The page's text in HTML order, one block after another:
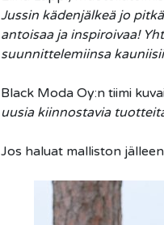
Jussin kädenjälkeä jo
antoisaa ja inspiroivaa!
suunnittelemiinsa
Black Moda Oy:n tiimi
uusia kiinnostavia
Jos haluat malliston